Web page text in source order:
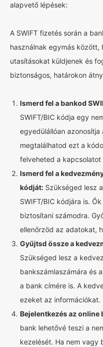
alapvető lépések:
A SWIFT fizetés során a
használnak egymás
utasításokat küldjenek és
biztonságos, határokon
Ismerd fel a bankod
SWIFT/BIC kódja egy
egyedülállóan
megtalálhatod ezt a
felveheted a
Ismerd fel a
kódját: Szükséged lesz
SWIFT/BIC kódjára is.
biztosítani számodra.
ellenőrzöd az adatokat,
Gyűjtsd össze a
Szükséged lesz a
bankszámlaszámára és
a bank címére is. A
ezeket az információkat.
Bejelentkezés az online
bank lehetővé teszi a
kezelését. Ha nem vagy